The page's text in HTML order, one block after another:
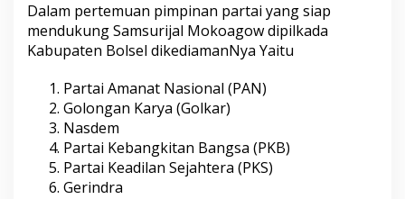
Dalam pertemuan pimpinan partai yang siap
mendukung Samsurijal Mokoagow dipilkada
Kabupaten Bolsel dikediamanNya Yaitu
Partai Amanat Nasional (PAN)
Golongan Karya (Golkar)
Nasdem
Partai Kebangkitan Bangsa (PKB)
Partai Keadilan Sejahtera (PKS)
Gerindra